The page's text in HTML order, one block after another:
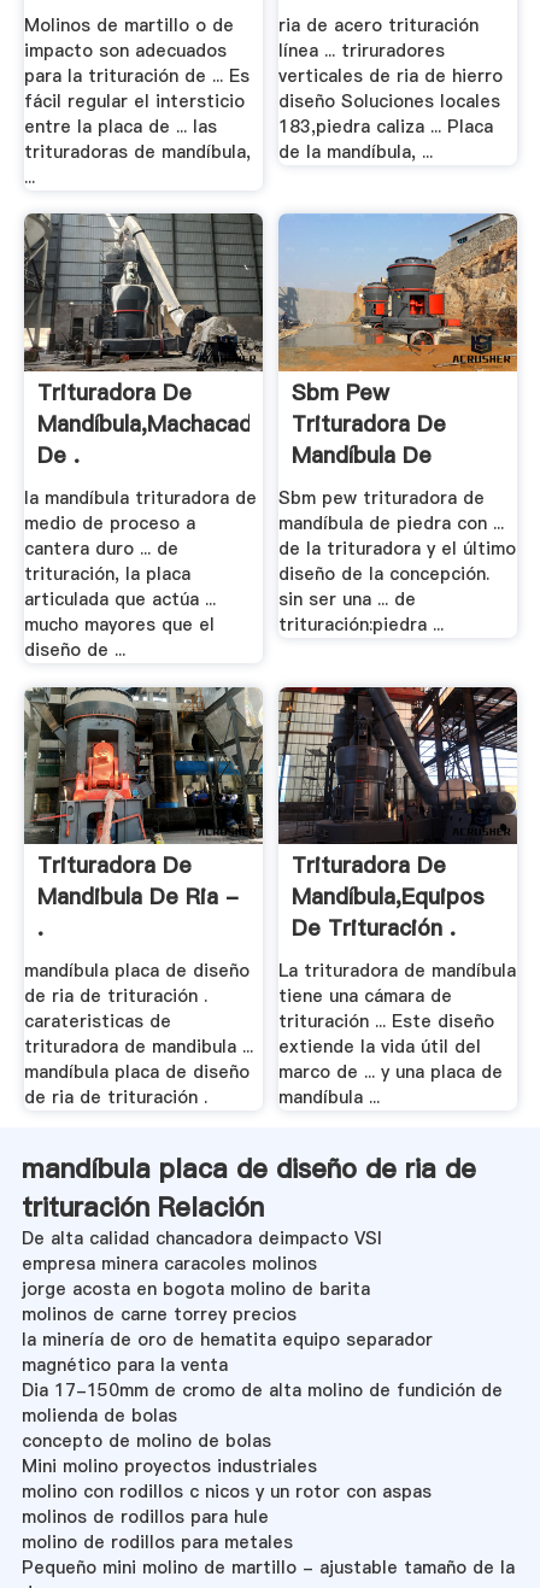
Molinos de martillo o de
impacto son adecuados
para la trituración de ... Es
fácil regular el intersticio
entre la placa de ... las
trituradoras de mandíbula,
...
ria de acero trituración
línea ... triruradores
verticales de ria de hierro
diseño Soluciones locales
183,piedra caliza ... Placa
de la mandíbula, ...
Trituradora De
Mandíbula,Machacadora
De .
la mandíbula trituradora de
medio de proceso a
cantera duro ... de
trituración, la placa
articulada que actúa ...
mucho mayores que el
diseño de ...
Sbm Pew
Trituradora De
Mandíbula De
Piedra Con .
Sbm pew trituradora de
mandíbula de piedra con ...
de la trituradora y el último
diseño de la concepción.
sin ser una ... de
trituración:piedra ...
Trituradora De
Mandibula De Ria -
.
mandíbula placa de diseño
de ria de trituración .
carateristicas de
trituradora de mandibula ...
mandíbula placa de diseño
de ria de trituración .
Trituradora De
Mandíbula,Equipos
De Trituración .
La trituradora de mandíbula
tiene una cámara de
trituración ... Este diseño
extiende la vida útil del
marco de ... y una placa de
mandíbula ...
mandíbula placa de diseño de ria de
trituración Relación
De alta calidad chancadora deimpacto VSI
empresa minera caracoles molinos
jorge acosta en bogota molino de barita
molinos de carne torrey precios
la minería de oro de hematita equipo separador
magnético para la venta
Dia 17-150mm de cromo de alta molino de fundición de
molienda de bolas
concepto de molino de bolas
Mini molino proyectos industriales
molino con rodillos c nicos y un rotor con aspas
molinos de rodillos para hule
molino de rodillos para metales
Pequeño mini molino de martillo - ajustable tamaño de la